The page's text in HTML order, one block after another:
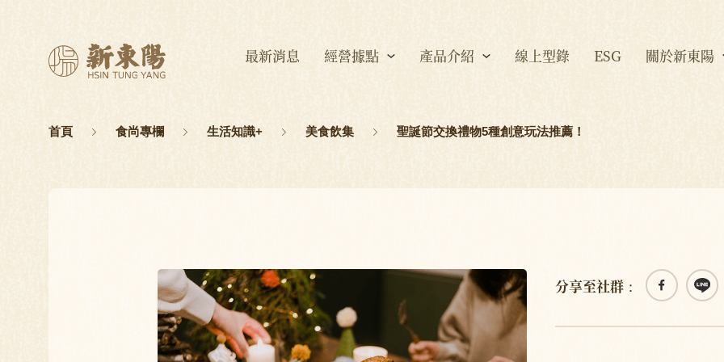
最新消息 經營據點 產品介紹 線上型錄 ESG 關於新東陽
首頁 食尚專欄 生活知識+ 美食飲集 聖誕節交換禮物5種創意玩法推薦！
分享至社群：